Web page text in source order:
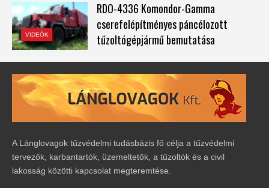
VIDEÓK
RDO-4336 Komondor-Gamma
cserefelépítményes páncélozott
tűzoltógépjármű bemutatása
A Lánglovagok tűzvédelmi tudásbázis fő célja a tűzvédelmi
tervezők, karbantartók, üzemeltetők, a tűzoltók és a civil
lakosság közötti kapcsolat megteremtése.